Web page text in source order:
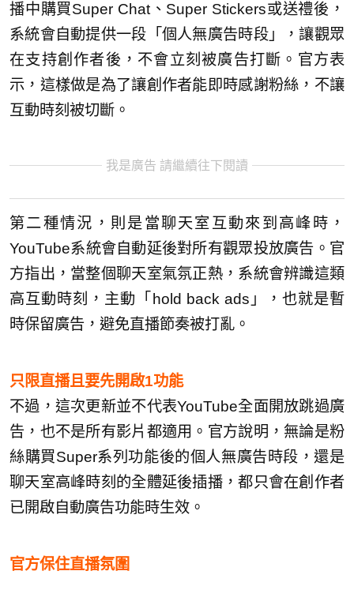
播中購買Super Chat、Super Stickers或送禮後，
系統會自動提供一段「個人無廣告時段」，讓觀眾
在支持創作者後，不會立刻被廣告打斷。官方表
示，這樣做是為了讓創作者能即時感謝粉絲，不讓
互動時刻被切斷。
我是廣告 請繼續往下閱讀
第二種情況，則是當聊天室互動來到高峰時，
YouTube系統會自動延後對所有觀眾投放廣告。官
方指出，當整個聊天室氣氛正熱，系統會辨識這類
高互動時刻，主動「hold back ads」，也就是暫
時保留廣告，避免直播節奏被打亂。
只限直播且要先開啟1功能
不過，這次更新並不代表YouTube全面開放跳過廣
告，也不是所有影片都適用。官方說明，無論是粉
絲購買Super系列功能後的個人無廣告時段，還是
聊天室高峰時刻的全體延後插播，都只會在創作者
已開啟自動廣告功能時生效。
官方保住直播氛圍